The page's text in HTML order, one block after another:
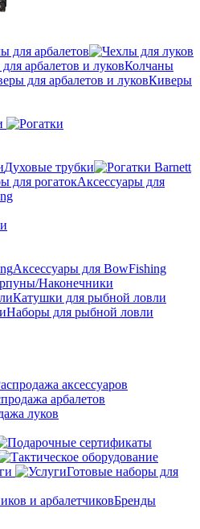
для арбалетов
Колчаны
Киверы
Духовые трубки
Аксессуары для
Аксессуары для BowFishing
Наконечники
Катушки для рыбной ловли
Наборы для рыбной ловли
аксессуаров
арбалетов
луков
Готовые наборы для
Бренды